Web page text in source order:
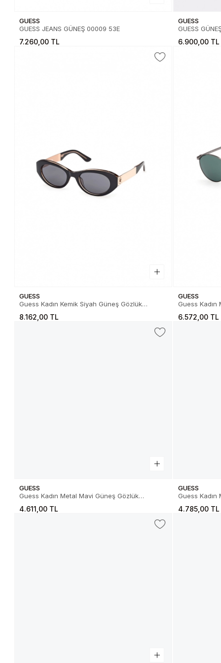
GUESS
GUESS JEANS GÜNEŞ 00009 53E
7.260,00 TL
GUESS
GUESS
6.900,00 TL
GUESS
Guess Kadın Kemik Siyah Güneş Gözlük
8.162,00 TL
GUESS
Guess Kadın Metal Koyu Yeşil Güneş Gözlük
6.572,00 TL
GUESS
Guess Kadın Metal Mavi Güneş Gözlük
4.611,00 TL
GUESS
Guess Kadın Metal
4.785,00 TL